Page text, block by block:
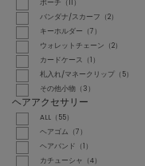
ポーチ（11）
バンダナ/スカーフ（2）
キーホルダー（7）
ウォレットチェーン（2）
カードケース（1）
札入れ/マネークリップ（5）
その他小物（3）
ヘアアクセサリー
ALL（55）
ヘアゴム（7）
ヘアバンド（1）
カチューシャ（4）